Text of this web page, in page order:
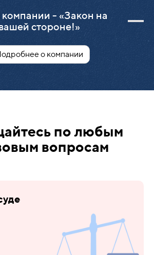
компании - «Закон на
стороне!»
о компании
по любым
вопросам